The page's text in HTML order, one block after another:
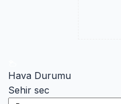
Hava Durumu
Sehir sec